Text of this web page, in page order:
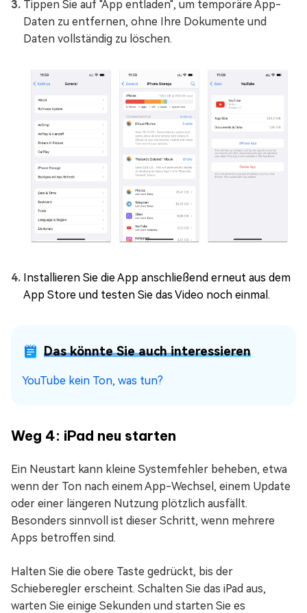
Tippen Sie auf "App entladen", um temporäre App-
Daten zu entfernen, ohne Ihre Dokumente und
Daten vollständig zu löschen.
Installieren Sie die App anschließend erneut aus dem
App Store und testen Sie das Video noch einmal.
Das könnte Sie auch interessieren
YouTube kein Ton, was tun?
Weg 4: iPad neu starten
Ein Neustart kann kleine Systemfehler beheben, etwa
wenn der Ton nach einem App-Wechsel, einem Update
oder einer längeren Nutzung plötzlich ausfällt.
Besonders sinnvoll ist dieser Schritt, wenn mehrere
Apps betroffen sind.
Halten Sie die obere Taste gedrückt, bis der
Schieberegler erscheint. Schalten Sie das iPad aus,
warten Sie einige Sekunden und starten Sie es